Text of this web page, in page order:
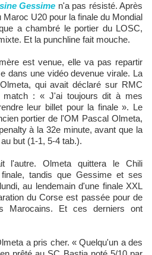
Gessime n'a pas résisté. Après
Maroc U20 pour la finale du Mondial
a chambré le portier du LOSC,
Et la punchline fait mouche.​
est venue, elle va pas repartir
dans une vidéo devenue virale. La
qui avait déclaré sur RMC
match : « J'ai toujours dit à mes
leur billet pour la finale ». Le
portier de l'OM Pascal Olmeta,
à la 32e minute, avant que la
but (1-1, 5-4 tab.).​
l'autre. Olmeta quittera le Chili
tandis que Gessime et ses
au lendemain d'une finale XXL
du Corse est passée pour de
Marocains. Et ces derniers ont
a pris cher. « Quelqu'un a des